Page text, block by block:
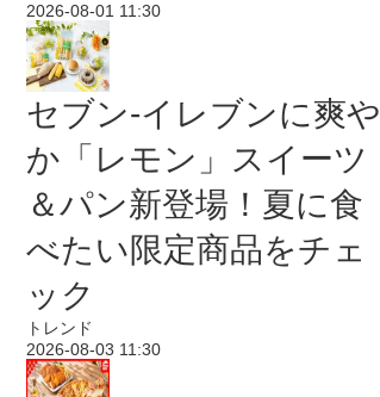
2026-08-01 11:30
セブン‐イレブンに爽や
か「レモン」スイーツ
＆パン新登場！夏に食
べたい限定商品をチェ
ック
トレンド
2026-08-03 11:30